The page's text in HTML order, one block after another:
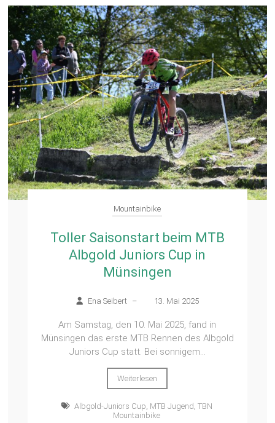
Mountainbike
Toller Saisonstart beim MTB
Albgold Juniors Cup in
Münsingen
Ena Seibert – 13. Mai 2025
Am Samstag, den 10. Mai 2025, fand in
Münsingen das erste MTB Rennen des Albgold
Juniors Cup statt. Bei sonnigem...
Weiterlesen
Albgold-Juniors Cup MTB Jugend ,TBN
Mountainbike